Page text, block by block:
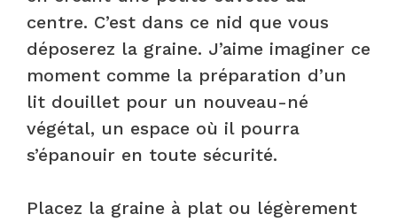
centre. C’est dans ce nid que vous
déposerez la graine. J’aime imaginer ce
moment comme la préparation d’un
lit douillet pour un nouveau-né
végétal, un espace où il pourra
s’épanouir en toute sécurité.
Placez la graine à plat ou légèrement